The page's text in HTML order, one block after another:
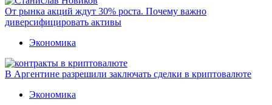
От рынка акций ждут 30% роста. Почему важно
диверсифицировать активы
Экономика
В Аргентине разрешили заключать сделки в криптовалюте
Экономика